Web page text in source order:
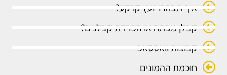
איך תבחרו יועץ קרקע?
קבלן מפתח או הפרדת קבלנים?
קבוצות וואטסאפ
חוכמת ההמונים